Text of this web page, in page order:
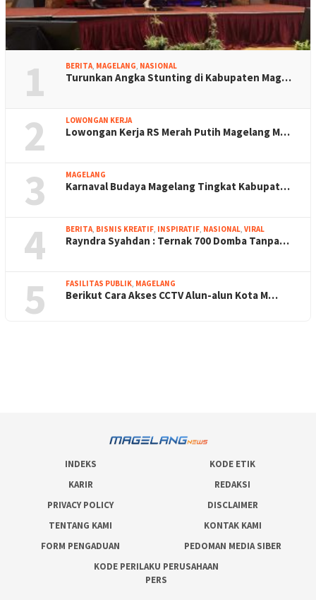
1 BERITA, MAGELANG, NASIONAL
Turunkan Angka Stunting di Kabupaten Mag…
2 LOWONGAN KERJA
Lowongan Kerja RS Merah Putih Magelang M…
3 MAGELANG
Karnaval Budaya Magelang Tingkat Kabupat…
4 BERITA, BISNIS KREATIF, INSPIRATIF, NASIONAL, VIRAL
Rayndra Syahdan : Ternak 700 Domba Tanpa…
5 FASILITAS PUBLIK, MAGELANG
Berikut Cara Akses CCTV Alun-alun Kota M…
INDEKS
KODE ETIK
KARIR
REDAKSI
PRIVACY POLICY
DISCLAIMER
TENTANG KAMI
KONTAK KAMI
FORM PENGADUAN
PEDOMAN MEDIA SIBER
KODE PERILAKU PERUSAHAAN
PERS